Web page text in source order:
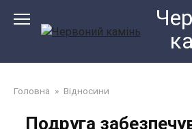
Головна » Відносини
Подруга